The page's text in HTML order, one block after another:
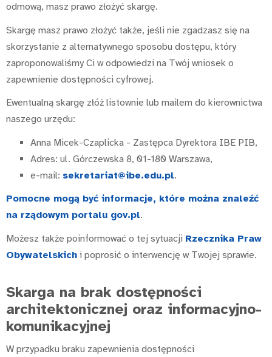
odmową, masz prawo złożyć skargę.
Skargę masz prawo złożyć także, jeśli nie zgadzasz się na
skorzystanie z alternatywnego sposobu dostępu, który
zaproponowaliśmy Ci w odpowiedzi na Twój wniosek o
zapewnienie dostępności cyfrowej.
Ewentualną skargę złóż listownie lub mailem do kierownictwa
naszego urzędu:
Anna Micek-Czaplicka - Zastępca Dyrektora IBE PIB,
Adres: ul. Górczewska 8, 01-180 Warszawa,
e-mail: sekretariat@ibe.edu.pl.
Pomocne mogą być informacje, które można znaleźć
na rządowym portalu gov.pl.
Możesz także poinformować o tej sytuacji Rzecznika Praw
Obywatelskich i poprosić o interwencję w Twojej sprawie.
Skarga na brak dostępności
architektonicznej oraz informacyjno-
komunikacyjnej
W przypadku braku zapewnienia dostępności